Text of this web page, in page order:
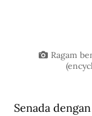
Ragam
(
Senada